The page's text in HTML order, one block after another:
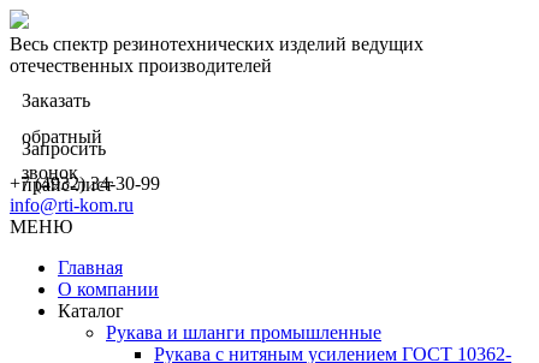
Весь спектр резинотехнических изделий ведущих
отечественных производителей
Заказать
обратный
звонок
Запросить
прайс-лист
+7 (4932) 34-30-99
info@rti-kom.ru
МЕНЮ
Главная
О компании
Каталог
Рукава и шланги промышленные
Рукава с нитяным усилением ГОСТ 10362-